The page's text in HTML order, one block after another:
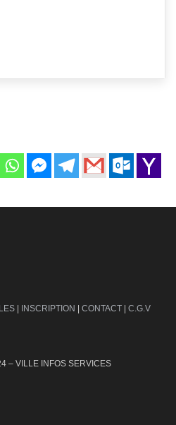
| INSCRIPTION | CONTACT | C.G.V
– VILLE INFOS SERVICES